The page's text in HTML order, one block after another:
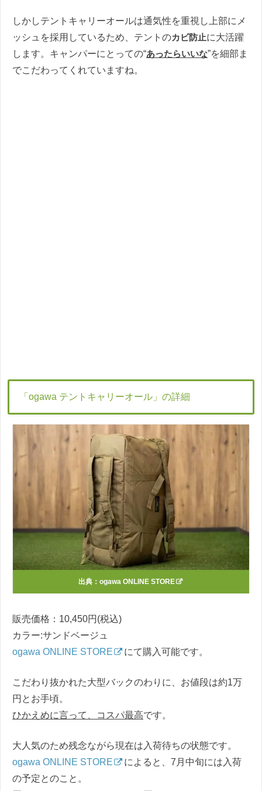
しかしテントキャリーオールは通気性を重視し上部にメ
ッシュを採用しているため、テントのカビ防止に大活躍
します。キャンパーにとっての“あったらいいな”を細部ま
でこだわってくれていますね。
「ogawa テントキャリーオール」の詳細
出典： ogawa ONLINE STORE
販売価格：10,450円(税込)
カラー:サンドベージュ
ogawa ONLINE STORE
にて購入可能です。
こだわり抜かれた大型バックのわりに、お値段は約1万
円とお手頃。
ひかえめに言って、コスパ最高です。
大人気のため残念ながら現在は入荷待ちの状態です。
ogawa ONLINE STORE
によると、7月中旬には入荷
の予定とのこと。